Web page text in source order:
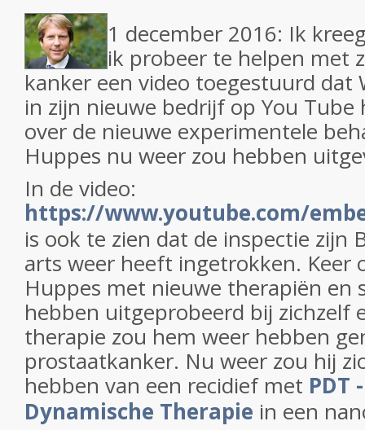
1 december 2016: Ik
ik probeer te helpen met
kanker een video toegestuurd dat
in zijn nieuwe bedrijf op You
over de nieuwe experimentele
Huppes nu weer zou hebben
In de video:
https://www.youtube.com/
is ook te zien dat de inspectie zijn
arts weer heeft ingetrokken. Keer
Huppes met nieuwe therapiën en
hebben uitgeprobeerd bij zichzelf
therapie zou hem weer hebben
prostaatkanker. Nu weer zou hij
hebben van een recidief met PDT
Dynamische Therapie in een